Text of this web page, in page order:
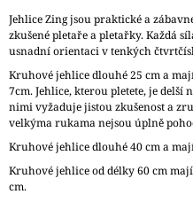
Jehlice Zing jsou praktické a
zkušené pletaře a pletařky. Každá
usnadní orientaci v tenkých
Kruhové jehlice dlouhé 25 cm a
7cm. Jehlice, kterou pletete, je delší
nimi vyžaduje jistou zkušenost a
velkýma rukama nejsou úplně
Kruhové jehlice dlouhé 40 cm a
Kruhové jehlice od délky 60 cm
cm.